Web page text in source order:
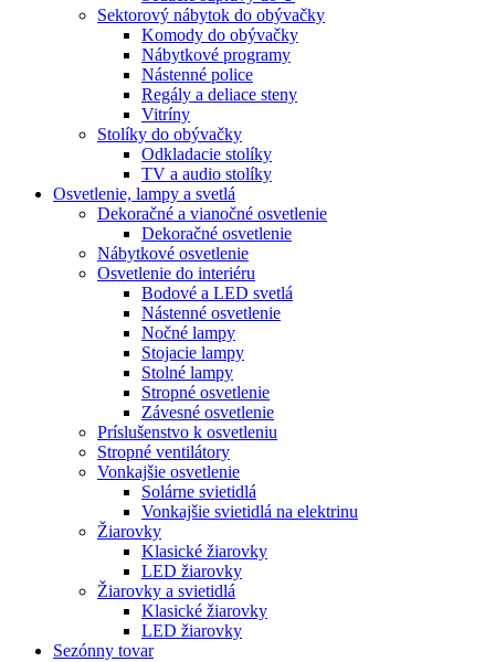
Sektorový nábytok do obývačky
Komody do obývačky
Nábytkové programy
Nástenné police
Regály a deliace steny
Vitríny
Stolíky do obývačky
Odkladacie stolíky
TV a audio stolíky
Osvetlenie, lampy a svetlá
Dekoračné a vianočné osvetlenie
Dekoračné osvetlenie
Nábytkové osvetlenie
Osvetlenie do interiéru
Bodové a LED svetlá
Nástenné osvetlenie
Nočné lampy
Stojacie lampy
Stolné lampy
Stropné osvetlenie
Závesné osvetlenie
Príslušenstvo k osvetleniu
Stropné ventilátory
Vonkajšie osvetlenie
Solárne svietidlá
Vonkajšie svietidlá na elektrinu
Žiarovky
Klasické žiarovky
LED žiarovky
Žiarovky a svietidlá
Klasické žiarovky
LED žiarovky
Sezónny tovar